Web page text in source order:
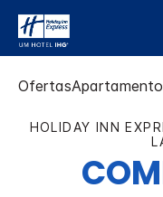
Ofertas
HOLIDAY INN